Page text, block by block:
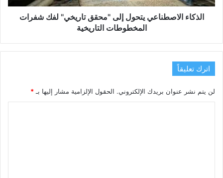
المخطوطات
التاريخية
الذكاء الاصطناعي يتحول إلى "محقق تاريخي" لفك شفرات
المخطوطات التاريخية
اترك تعليقاً
لن يتم نشر عنوان بريدك الإلكتروني. الحقول الإلزامية مشار إليها بـ*